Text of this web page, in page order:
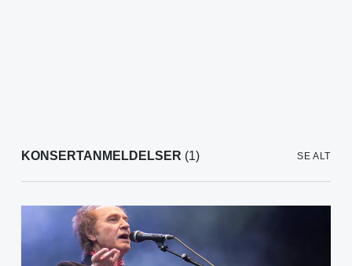
KONSERTANMELDELSER (1) SE ALT